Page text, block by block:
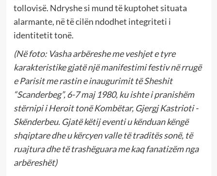
tollovisë. Ndryshe si mund të kuptohet situata
alarmante, në të cilën ndodhet integriteti i
identitetit tonë.
(Në foto: Vasha arbëreshe me veshjet e tyre
karakteristike gjatë një manifestimi festiv në rrugë
e Parisit me rastin e inaugurimit të Sheshit
“Scanderbeg”, 6-7 maj 1980, ku ishte i pranishëm
stërnipi i Heroit tonë Kombëtar, Gjergj Kastrioti -
Skënderbeu. Gjatë këtij eventi u kënduan këngë
shqiptare dhe u kërcyen valle të traditës sonë, të
ruajtura dhe të trashëguara me kaq fanatizëm nga
arbëreshët)